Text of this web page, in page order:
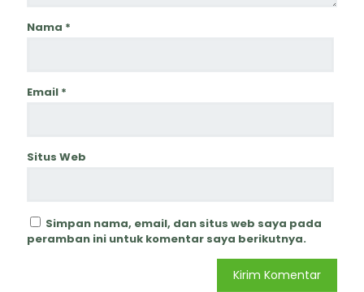
Nama *
Email *
Situs Web
Simpan nama, email, dan situs web saya pada
peramban ini untuk komentar saya berikutnya.